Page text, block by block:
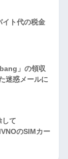
イト代の税金
」の領収
迷惑メールに
て
のSIMカー